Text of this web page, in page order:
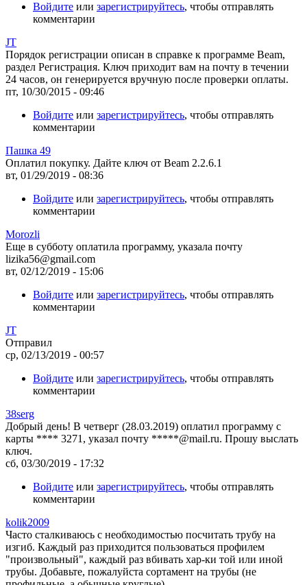
Войдите или зарегистрируйтесь, чтобы отправлять
комментарии
JT
Порядок регистрации описан в справке к программе Beam,
раздел Регистрация. Ключ приходит вам на почту в течении
24 часов, он генерируется вручную после проверки оплаты.
пт, 10/30/2015 - 09:46
Войдите или зарегистрируйтесь, чтобы отправлять
комментарии
Пашка 49
Оплатил покупку. Дайте ключ от Beam 2.2.6.1
вт, 01/29/2019 - 08:36
Войдите или зарегистрируйтесь, чтобы отправлять
комментарии
Morozli
Еще в субботу оплатила программу, указала почту
lizika56@gmail.com
вт, 02/12/2019 - 15:06
Войдите или зарегистрируйтесь, чтобы отправлять
комментарии
JT
Отправил
ср, 02/13/2019 - 00:57
Войдите или зарегистрируйтесь, чтобы отправлять
комментарии
38serg
Добрый день! В четверг (28.03.2019) оплатил программу с
карты **** 3271, указал почту *****@mail.ru. Прошу выслать
ключ.
сб, 03/30/2019 - 17:32
Войдите или зарегистрируйтесь, чтобы отправлять
комментарии
kolik2009
Часто сталкиваюсь с необходимостью посчитать трубу на
изгиб. Каждый раз приходится пользоваться профилем
"произвольный", каждый раз вбивать хар-ки той или иной
трубы. Добавьте, пожалуйста сортамент на трубы (не